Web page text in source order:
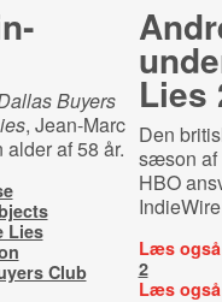
Buyers
, Jean-Marc
af 58 år.
Lies
Club
Lies
Den
sæson af
HBO
Læs
2
Læs